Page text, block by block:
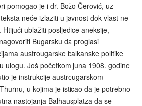
pomogao je i dr. Božo Čerović, uz
neće izlaziti u javnost dok vlast ne
ublažiti posljedice aneksije,
Bugarsku da proglasi
austrougarske balkanske politike
ulogu. Još početkom juna 1908. godine
je instrukcije austrougarskom
u kojima je isticao da je potrebno
nastojanja Balhausplatza da se